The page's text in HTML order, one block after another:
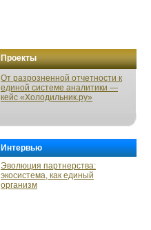
Проекты
От разрозненной отчетности к
единой системе аналитики —
кейс «Холодильник.ру»
Интервью
Эволюция партнерства:
экосистема, как единый
организм